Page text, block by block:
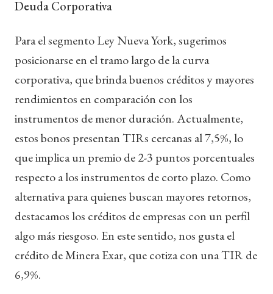
Deuda Corporativa
Para el segmento Ley Nueva York, sugerimos
posicionarse en el tramo largo de la curva
corporativa, que brinda buenos créditos y mayores
rendimientos en comparación con los
instrumentos de menor duración. Actualmente,
estos bonos presentan TIRs cercanas al 7,5%, lo
que implica un premio de 2-3 puntos porcentuales
respecto a los instrumentos de corto plazo. Como
alternativa para quienes buscan mayores retornos,
destacamos los créditos de empresas con un perfil
algo más riesgoso. En este sentido, nos gusta el
crédito de Minera Exar, que cotiza con una TIR de
6,9%.